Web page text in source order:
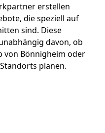
erstellen
die speziell auf
sind. Diese
davon, ob
von Bönnigheim oder
planen.